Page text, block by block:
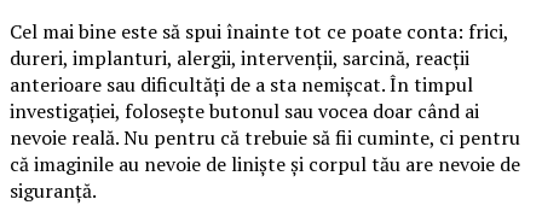
Cel mai bine este să spui înainte tot ce poate conta: frici,
dureri, implanturi, alergii, intervenții, sarcină, reacții
anterioare sau dificultăți de a sta nemișcat. În timpul
investigației, folosește butonul sau vocea doar când ai
nevoie reală. Nu pentru că trebuie să fii cuminte, ci pentru
că imaginile au nevoie de liniște și corpul tău are nevoie de
siguranță.